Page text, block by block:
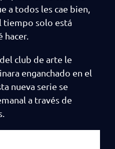
a todos les cae bien,
tiempo solo está
hacer.
club de arte le
enganchado en el
nueva serie se
a través de